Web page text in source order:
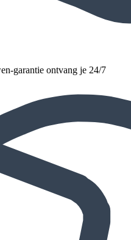
garantie ontvang je 24/7